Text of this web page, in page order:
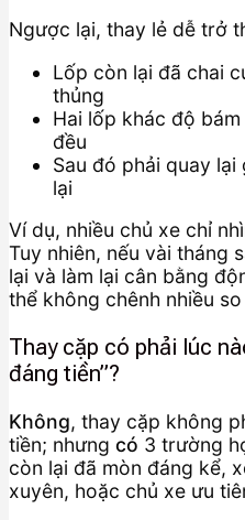
Ngược lại, thay lẻ dễ trở
Lốp còn lại đã chai
thủng
Hai lốp khác độ
đều
Sau đó phải quay
lại
Ví dụ, nhiều chủ xe chỉ
Tuy nhiên, nếu vài tháng
lại và làm lại cân bằng
thể không chênh nhiều
Thay cặp có phải lúc
đáng tiền”?
Không, thay cặp không
tiền; nhưng có 3 trường
còn lại đã mòn đáng kể,
xuyên, hoặc chủ xe ưu